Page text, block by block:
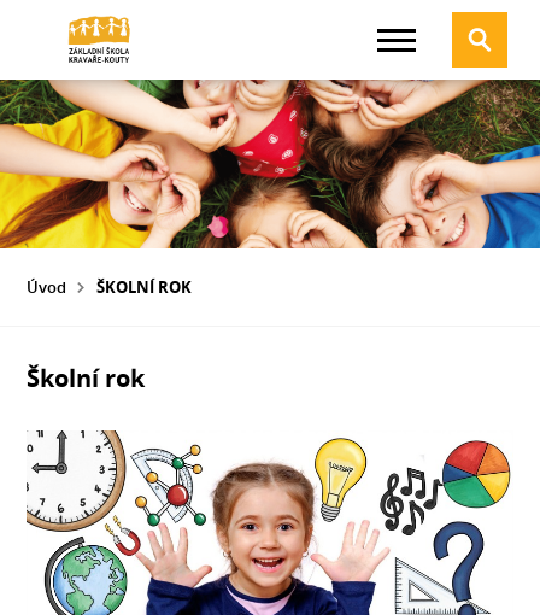
Úvod ŠKOLNÍ ROK
Školní rok